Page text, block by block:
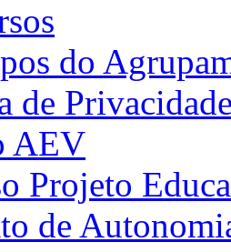
do
de
AEV
Projeto
de